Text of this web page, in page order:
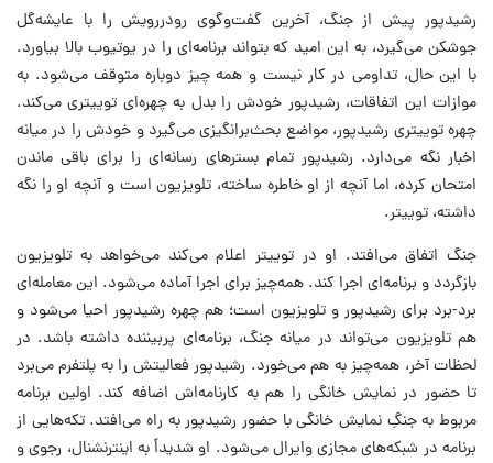
رشیدپور پیش از جنگ، آخرین گفت‌وگوی رو‌در‌رویش را با عایشه‌گل
جوشکن می‌گیرد، به این امید که بتواند برنامه‌ای را در یوتیوب بالا بیاورد.
با این حال، تداومی در کار نیست و همه چیز دوباره متوقف می‌شود. به
موازات این اتفاقات، رشیدپور خودش را بدل به چهره‌ای توییتری می‌کند.
چهره توییتری رشیدپور، مواضع بحث‌برانگیزی می‌گیرد و خودش را در میانه
اخبار نگه می‌دارد. رشیدپور تمام بسترهای رسانه‌ای را برای باقی ماندن
امتحان کرده، اما آنچه از او خاطره ساخته، تلویزیون است و آنچه او را نگه
داشته، توییتر.
جنگ اتفاق می‌افتد. او در توییتر اعلام می‌کند می‌خواهد به تلویزیون
بازگردد و برنامه‌ای اجرا کند. همه‌چیز برای اجرا آماده می‌شود. این معامله‌ای
برد-برد برای رشیدپور و تلویزیون است؛ هم چهره رشیدپور احیا می‌شود و
هم تلویزیون می‌تواند در میانه جنگ، برنامه‌ای پربیننده داشته باشد. در
لحظات آخر، همه‌چیز به هم می‌خورد. رشیدپور فعالیتش را به پلتفرم می‌برد
تا حضور در نمایش خانگی را هم به کارنامه‌اش اضافه کند. اولین برنامه
مربوط به جنگِ نمایش خانگی با حضور رشیدپور به راه می‌افتد. تکه‌هایی از
برنامه در شبکه‌های مجازی وایرال می‌شود. او شدیداً به اینترنشنال، رجوی و